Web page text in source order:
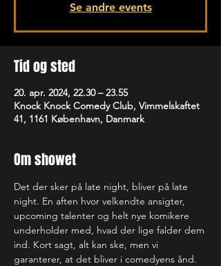
Se andre events
Tid og sted
20. apr. 2024, 22.30 – 23.55
Knock Knock Comedy Club, Vimmelskaftet
41, 1161 København, Danmark
Om showet
Det der sker på late night, bliver på late
night. En aften hvor velkendte ansigter,
upcoming talenter og helt nye komikere
underholder med, hvad der lige falder dem
ind. Kort sagt, alt kan ske, men vi
garanterer, at det bliver i comedyens ånd.